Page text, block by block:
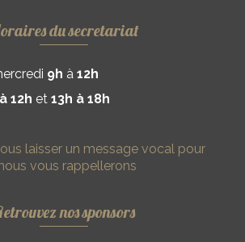
du secretariat
9h à 12h
12h et 13h à 18h
laisser un message vocal pour
vous rappellerons
nos sponsors